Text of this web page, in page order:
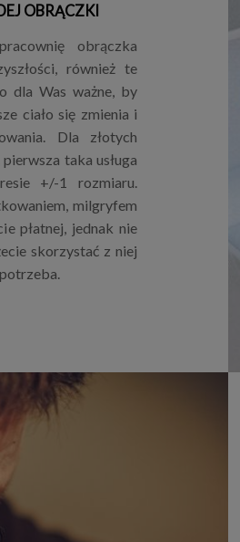
OBRĄCZKI
obrączka
również te
dla Was ważne, by
ciało się zmienia i
Dla złotych
taka usługa
+/-1 rozmiaru.
milgryfem
płatnej, jednak nie
skorzystać z niej